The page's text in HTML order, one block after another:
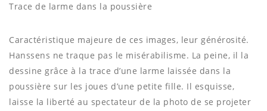
Trace de larme dans la poussière
Caractéristique majeure de ces images, leur générosité.
Hanssens ne traque pas le misérabilisme. La peine, il la
dessine grâce à la trace d’une larme laissée dans la
poussière sur les joues d’une petite fille. Il esquisse,
laisse la liberté au spectateur de la photo de se projeter